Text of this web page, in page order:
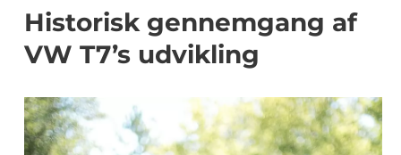
Historisk gennemgang af
VW T7’s udvikling